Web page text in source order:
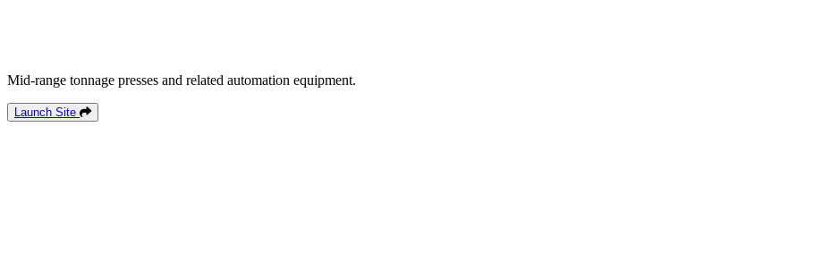
Mid-range tonnage presses and related automation equipment.
Launch Site